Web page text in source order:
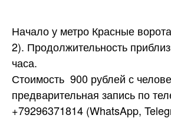
Начало у метро Красные
2). Продолжительность
часа.
Стоимость 900 рублей с
предварительная запись по
+79296371814 (WhatsApp,